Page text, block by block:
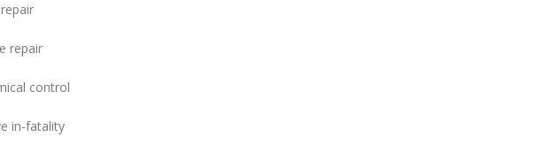
repair
control
in-fatality